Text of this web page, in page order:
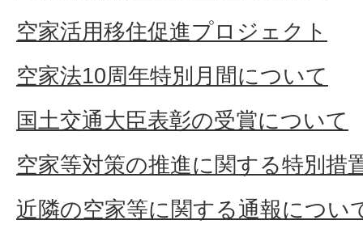
空家活用移住促進プロジェクト
空家法10周年特別月間について
国土交通大臣表彰の受賞について
空家等対策の推進に関する特別措
近隣の空家等に関する通報につい